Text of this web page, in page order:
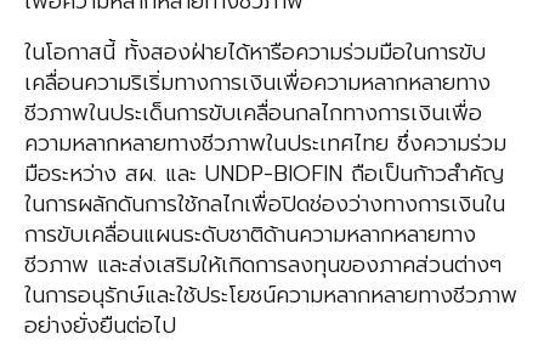
ในโอกาสนี้ ทั้งสองฝ่ายได้หารือความร่วมมือในการขับ
เคลื่อนความริเริ่มทางการเงินเพื่อความหลากหลายทาง
ชีวภาพในประเด็นการขับเคลื่อนกลไกทางการเงินเพื่อ
ความหลากหลายทางชีวภาพในประเทศไทย ซึ่งความร่วม
มือระหว่าง สผ. และ UNDP-BIOFIN ถือเป็นก้าวสำคัญ
ในการผลักดันการใช้กลไกเพื่อปิดช่องว่างทางการเงินใน
การขับเคลื่อนแผนระดับชาติด้านความหลากหลายทาง
ชีวภาพ และส่งเสริมให้เกิดการลงทุนของภาคส่วนต่างๆ
ในการอนุรักษ์และใช้ประโยชน์ความหลากหลายทางชีวภาพ
อย่างยั่งยืนต่อไป